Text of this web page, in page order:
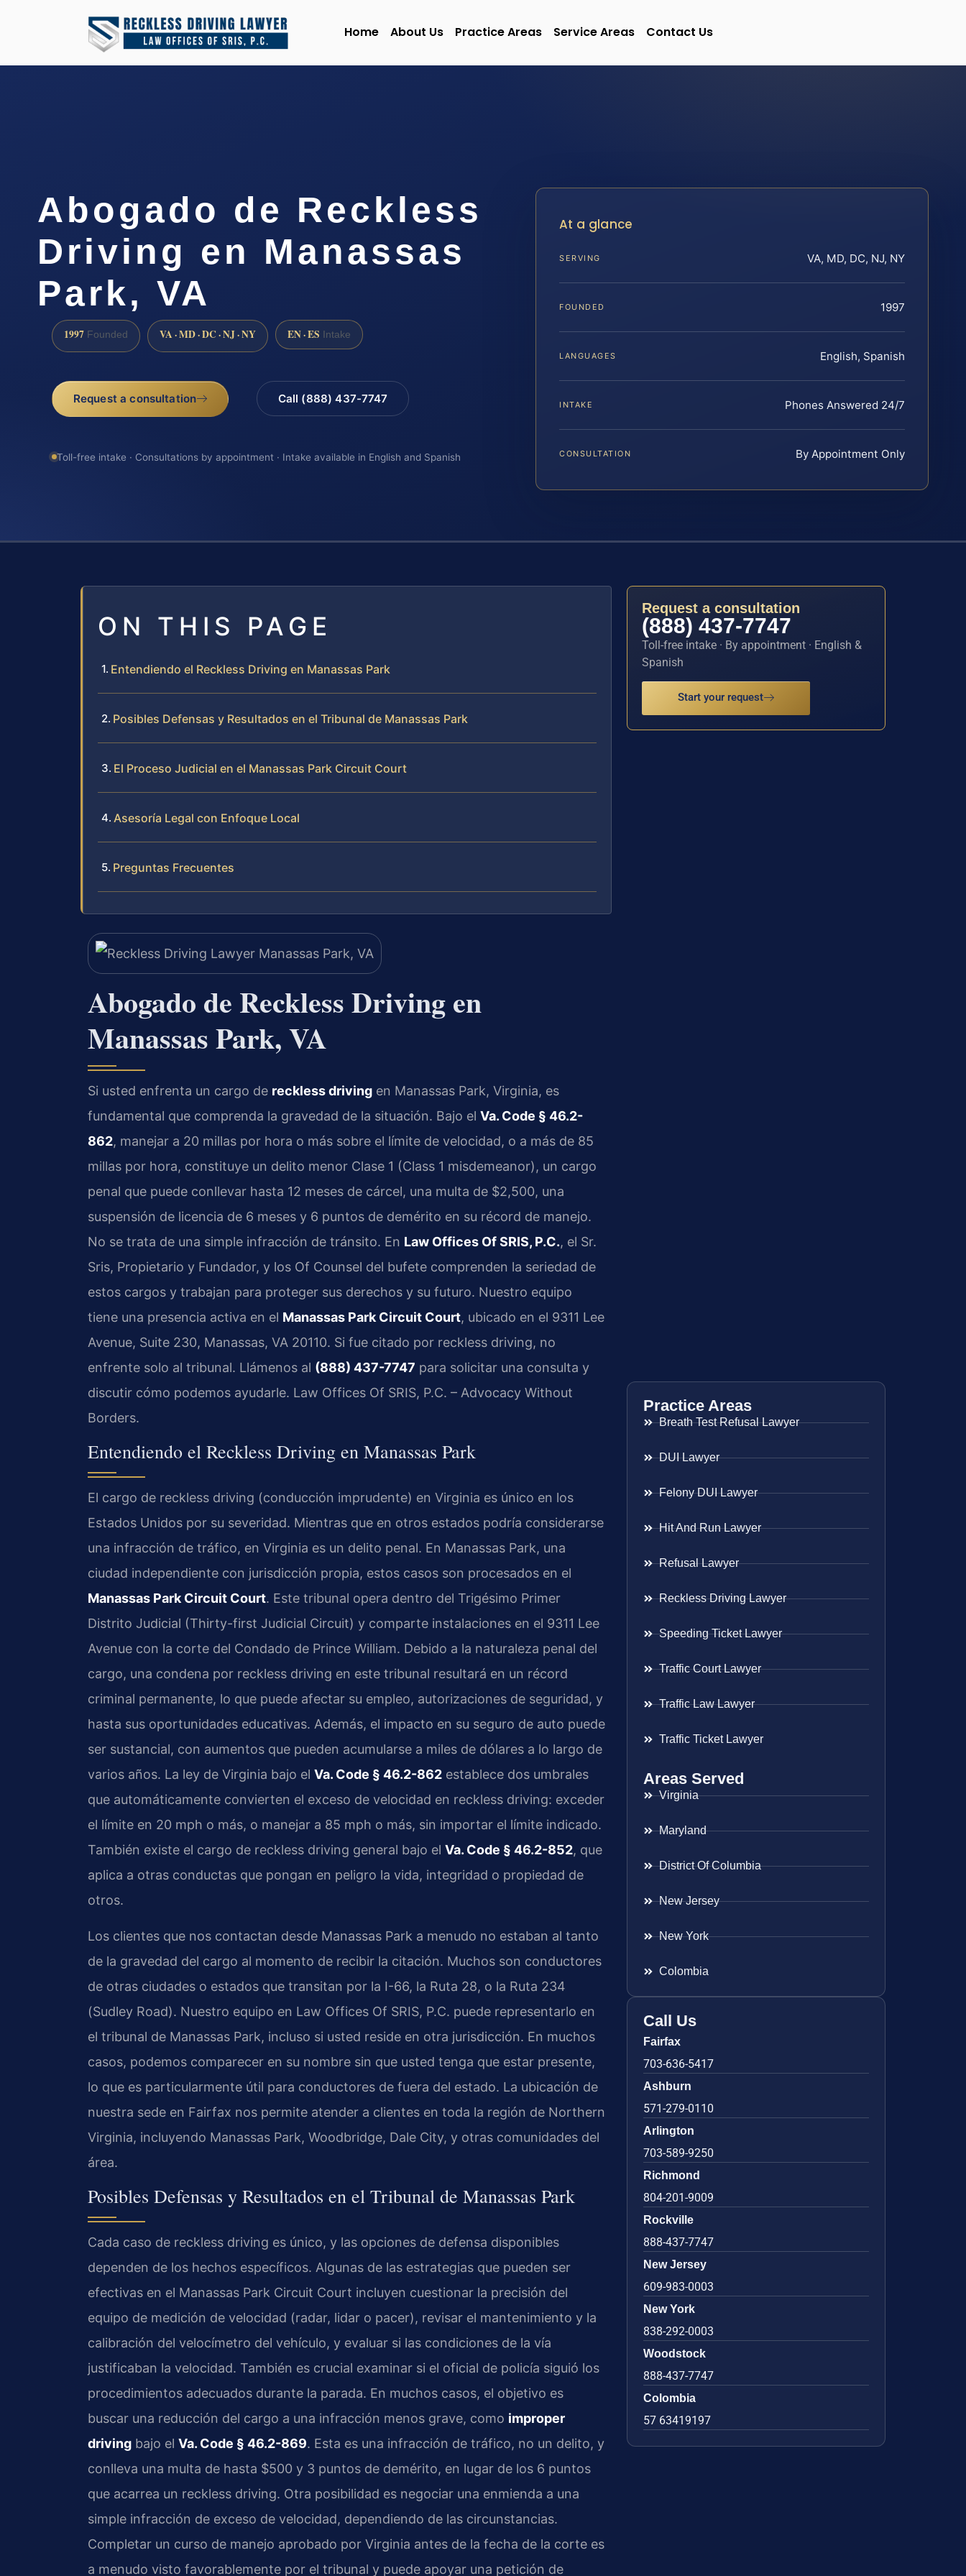
Home About Us Practice Areas Service Areas Contact Us
Abogado de Reckless
Driving en Manassas
Park, VA
1997 Founded VA · MD · DC · NJ · NY EN · ES Intake
Request a consultation Call (888) 437-7747
Toll-free intake · Consultations by appointment · Intake available in English and Spanish
At a glance
SERVING VA, MD, DC, NJ, NY
FOUNDED 1997
LANGUAGES English, Spanish
INTAKE Phones Answered 24/7
CONSULTATION By Appointment Only
ON THIS PAGE
Entendiendo el Reckless Driving en Manassas Park
Posibles Defensas y Resultados en el Tribunal de Manassas Park
El Proceso Judicial en el Manassas Park Circuit Court
Asesoría Legal con Enfoque Local
Preguntas Frecuentes
Abogado de Reckless Driving en
Manassas Park, VA
Si usted enfrenta un cargo de reckless driving en Manassas Park, Virginia, es
fundamental que comprenda la gravedad de la situación. Bajo el Va. Code § 46.2-
862, manejar a 20 millas por hora o más sobre el límite de velocidad, o a más de 85
millas por hora, constituye un delito menor Clase 1 (Class 1 misdemeanor), un cargo
penal que puede conllevar hasta 12 meses de cárcel, una multa de $2,500, una
suspensión de licencia de 6 meses y 6 puntos de demérito en su récord de manejo.
No se trata de una simple infracción de tránsito. En Law Offices Of SRIS, P.C., el Sr.
Sris, Propietario y Fundador, y los Of Counsel del bufete comprenden la seriedad de
estos cargos y trabajan para proteger sus derechos y su futuro. Nuestro equipo
tiene una presencia activa en el Manassas Park Circuit Court, ubicado en el 9311 Lee
Avenue, Suite 230, Manassas, VA 20110. Si fue citado por reckless driving, no
enfrente solo al tribunal. Llámenos al (888) 437-7747 para solicitar una consulta y
discutir cómo podemos ayudarle. Law Offices Of SRIS, P.C. – Advocacy Without
Borders.
Entendiendo el Reckless Driving en Manassas Park
El cargo de reckless driving (conducción imprudente) en Virginia es único en los
Estados Unidos por su severidad. Mientras que en otros estados podría considerarse
una infracción de tráfico, en Virginia es un delito penal. En Manassas Park, una
ciudad independiente con jurisdicción propia, estos casos son procesados en el
Manassas Park Circuit Court. Este tribunal opera dentro del Trigésimo Primer
Distrito Judicial (Thirty-first Judicial Circuit) y comparte instalaciones en el 9311 Lee
Avenue con la corte del Condado de Prince William. Debido a la naturaleza penal del
cargo, una condena por reckless driving en este tribunal resultará en un récord
criminal permanente, lo que puede afectar su empleo, autorizaciones de seguridad, y
hasta sus oportunidades educativas. Además, el impacto en su seguro de auto puede
ser sustancial, con aumentos que pueden acumularse a miles de dólares a lo largo de
varios años. La ley de Virginia bajo el Va. Code § 46.2-862 establece dos umbrales
que automáticamente convierten el exceso de velocidad en reckless driving: exceder
el límite en 20 mph o más, o manejar a 85 mph o más, sin importar el límite indicado.
También existe el cargo de reckless driving general bajo el Va. Code § 46.2-852, que
aplica a otras conductas que pongan en peligro la vida, integridad o propiedad de
otros.
Los clientes que nos contactan desde Manassas Park a menudo no estaban al tanto
de la gravedad del cargo al momento de recibir la citación. Muchos son conductores
de otras ciudades o estados que transitan por la I-66, la Ruta 28, o la Ruta 234
(Sudley Road). Nuestro equipo en Law Offices Of SRIS, P.C. puede representarlo en
el tribunal de Manassas Park, incluso si usted reside en otra jurisdicción. En muchos
casos, podemos comparecer en su nombre sin que usted tenga que estar presente,
lo que es particularmente útil para conductores de fuera del estado. La ubicación de
nuestra sede en Fairfax nos permite atender a clientes en toda la región de Northern
Virginia, incluyendo Manassas Park, Woodbridge, Dale City, y otras comunidades del
área.
Posibles Defensas y Resultados en el Tribunal de Manassas Park
Cada caso de reckless driving es único, y las opciones de defensa disponibles
dependen de los hechos específicos. Algunas de las estrategias que pueden ser
efectivas en el Manassas Park Circuit Court incluyen cuestionar la precisión del
equipo de medición de velocidad (radar, lidar o pacer), revisar el mantenimiento y la
calibración del velocímetro del vehículo, y evaluar si las condiciones de la vía
justificaban la velocidad. También es crucial examinar si el oficial de policía siguió los
procedimientos adecuados durante la parada. En muchos casos, el objetivo es
buscar una reducción del cargo a una infracción menos grave, como improper
driving bajo el Va. Code § 46.2-869. Esta es una infracción de tráfico, no un delito, y
conlleva una multa de hasta $500 y 3 puntos de demérito, en lugar de los 6 puntos
que acarrea un reckless driving. Otra posibilidad es negociar una enmienda a una
simple infracción de exceso de velocidad, dependiendo de las circunstancias.
Completar un curso de manejo aprobado por Virginia antes de la fecha de la corte es
a menudo visto favorablemente por el tribunal y puede apoyar una petición de
Request a consultation
(888) 437-7747
Toll-free intake · By appointment · English &
Spanish
Start your request
Practice Areas
Breath Test Refusal Lawyer
DUI Lawyer
Felony DUI Lawyer
Hit And Run Lawyer
Refusal Lawyer
Reckless Driving Lawyer
Speeding Ticket Lawyer
Traffic Court Lawyer
Traffic Law Lawyer
Traffic Ticket Lawyer
Areas Served
Virginia
Maryland
District Of Columbia
New Jersey
New York
Colombia
Call Us
Fairfax
703-636-5417
Ashburn
571-279-0110
Arlington
703-589-9250
Richmond
804-201-9009
Rockville
888-437-7747
New Jersey
609-983-0003
New York
838-292-0003
Woodstock
888-437-7747
Colombia
57 63419197